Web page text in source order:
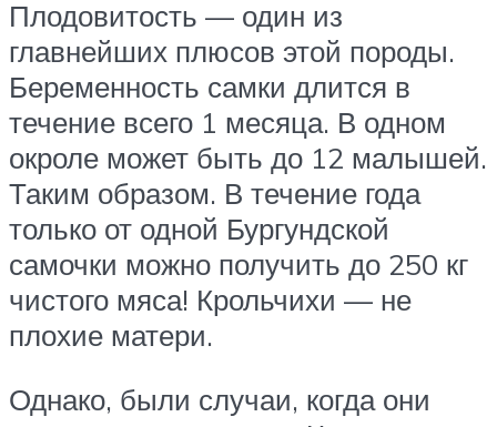
Плодовитость — один из
главнейших плюсов этой породы.
Беременность самки длится в
течение всего 1 месяца. В одном
окроле может быть до 12 малышей.
Таким образом. В течение года
только от одной Бургундской
самочки можно получить до 250 кг
чистого мяса! Крольчихи — не
плохие матери.
Однако, были случаи, когда они